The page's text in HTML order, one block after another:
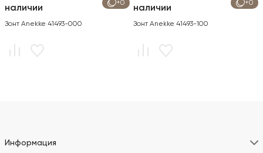
+0
наличии
Зонт Anekke 41493-000
+0
наличии
Зонт Anekke 41493-100
Информация